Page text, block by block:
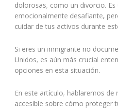
dolorosas, como un divorcio.
emocionalmente desafiante,
cuidar de tus activos durante
Si eres un inmigrante no
Unidos, es aún más crucial
opciones en esta situación.
En este artículo, hablaremos de
accesible sobre cómo proteger